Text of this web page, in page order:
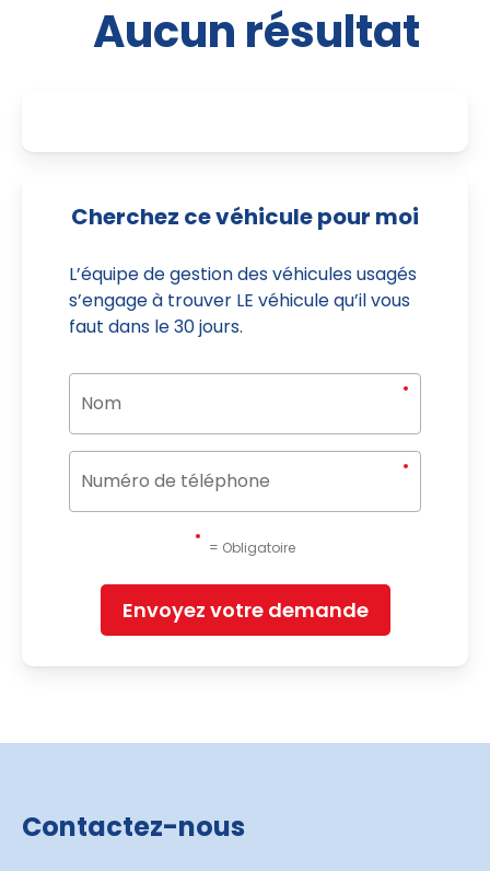
Aucun résultat
Cherchez ce véhicule pour moi
L’équipe de gestion des véhicules usagés
s’engage à trouver LE véhicule qu’il vous
faut dans le 30 jours.
= Obligatoire
Envoyez votre demande
Contactez-nous